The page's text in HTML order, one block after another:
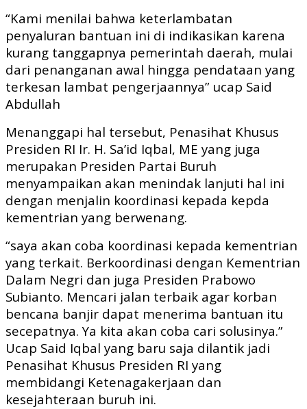
“Kami menilai bahwa keterlambatan
penyaluran bantuan ini di indikasikan karena
kurang tanggapnya pemerintah daerah, mulai
dari penanganan awal hingga pendataan yang
terkesan lambat pengerjaannya” ucap Said
Abdullah
Menanggapi hal tersebut, Penasihat Khusus
Presiden RI Ir. H. Sa’id Iqbal, ME yang juga
merupakan Presiden Partai Buruh
menyampaikan akan menindak lanjuti hal ini
dengan menjalin koordinasi kepada kepda
kementrian yang berwenang.
“saya akan coba koordinasi kepada kementrian
yang terkait. Berkoordinasi dengan Kementrian
Dalam Negri dan juga Presiden Prabowo
Subianto. Mencari jalan terbaik agar korban
bencana banjir dapat menerima bantuan itu
secepatnya. Ya kita akan coba cari solusinya.”
Ucap Said Iqbal yang baru saja dilantik jadi
Penasihat Khusus Presiden RI yang
membidangi Ketenagakerjaan dan
kesejahteraan buruh ini.